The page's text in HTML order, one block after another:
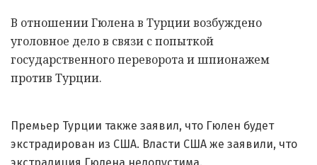
В отношении Гюлена в Турции возбуждено
уголовное дело в связи с попыткой
государственного переворота и шпионажем
против Турции.
Премьер Турции также заявил, что Гюлен будет
экстрадирован из США. Власти США же заявили, что